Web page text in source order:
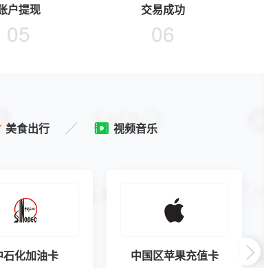
户提现
05
交易成功
06
美食出行  视频音乐
石化加油卡 中国区苹果充值卡 